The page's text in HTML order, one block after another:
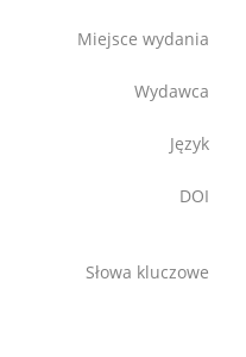
Miejsce wydania
Wydawca
Język
DOI
Słowa kluczowe